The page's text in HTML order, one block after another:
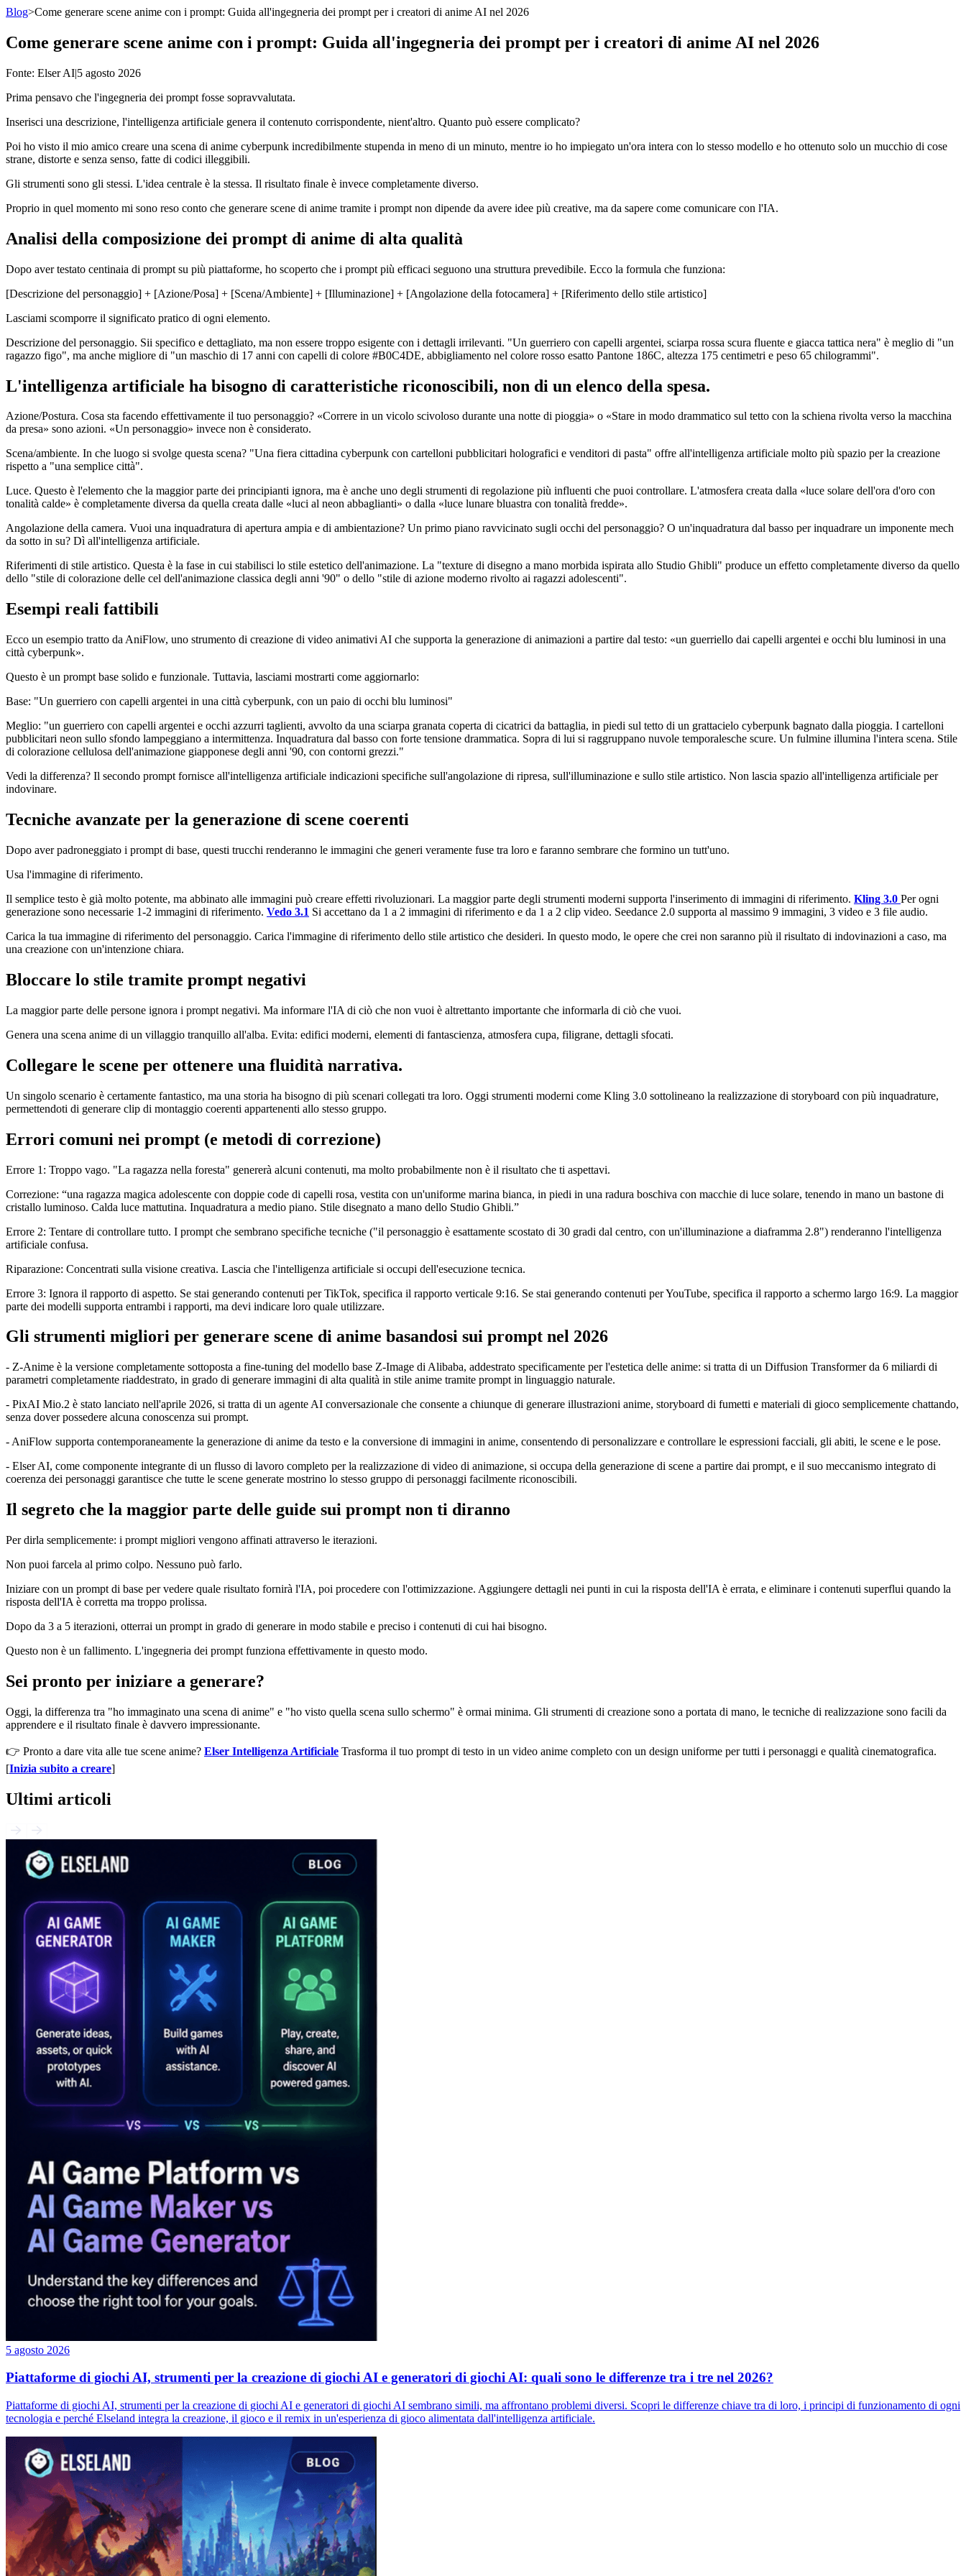
Blog>Come generare scene anime con i prompt: Guida all'ingegneria dei prompt per i creatori di anime AI nel 2026
Come generare scene anime con i prompt: Guida all'ingegneria dei prompt per i creatori di anime AI nel 2026
Fonte: Elser AI|5 agosto 2026
Prima pensavo che l'ingegneria dei prompt fosse sopravvalutata.
Inserisci una descrizione, l'intelligenza artificiale genera il contenuto corrispondente, nient'altro. Quanto può essere complicato?
Poi ho visto il mio amico creare una scena di anime cyberpunk incredibilmente stupenda in meno di un minuto, mentre io ho impiegato un'ora intera con lo stesso modello e ho ottenuto solo un mucchio di cose
strane, distorte e senza senso, fatte di codici illeggibili.
Gli strumenti sono gli stessi. L'idea centrale è la stessa. Il risultato finale è invece completamente diverso.
Proprio in quel momento mi sono reso conto che generare scene di anime tramite i prompt non dipende da avere idee più creative, ma da sapere come comunicare con l'IA.
Analisi della composizione dei prompt di anime di alta qualità
Dopo aver testato centinaia di prompt su più piattaforme, ho scoperto che i prompt più efficaci seguono una struttura prevedibile. Ecco la formula che funziona:
[Descrizione del personaggio] + [Azione/Posa] + [Scena/Ambiente] + [Illuminazione] + [Angolazione della fotocamera] + [Riferimento dello stile artistico]
Lasciami scomporre il significato pratico di ogni elemento.
Descrizione del personaggio. Sii specifico e dettagliato, ma non essere troppo esigente con i dettagli irrilevanti. "Un guerriero con capelli argentei, sciarpa rossa scura fluente e giacca tattica nera" è meglio di "un
ragazzo figo", ma anche migliore di "un maschio di 17 anni con capelli di colore #B0C4DE, abbigliamento nel colore rosso esatto Pantone 186C, altezza 175 centimetri e peso 65 chilogrammi".
L'intelligenza artificiale ha bisogno di caratteristiche riconoscibili, non di un elenco della spesa.
Azione/Postura. Cosa sta facendo effettivamente il tuo personaggio? «Correre in un vicolo scivoloso durante una notte di pioggia» o «Stare in modo drammatico sul tetto con la schiena rivolta verso la macchina
da presa» sono azioni. «Un personaggio» invece non è considerato.
Scena/ambiente. In che luogo si svolge questa scena? "Una fiera cittadina cyberpunk con cartelloni pubblicitari holografici e venditori di pasta" offre all'intelligenza artificiale molto più spazio per la creazione
rispetto a "una semplice città".
Luce. Questo è l'elemento che la maggior parte dei principianti ignora, ma è anche uno degli strumenti di regolazione più influenti che puoi controllare. L'atmosfera creata dalla «luce solare dell'ora d'oro con
tonalità calde» è completamente diversa da quella creata dalle «luci al neon abbaglianti» o dalla «luce lunare bluastra con tonalità fredde».
Angolazione della camera. Vuoi una inquadratura di apertura ampia e di ambientazione? Un primo piano ravvicinato sugli occhi del personaggio? O un'inquadratura dal basso per inquadrare un imponente mech
da sotto in su? Dì all'intelligenza artificiale.
Riferimenti di stile artistico. Questa è la fase in cui stabilisci lo stile estetico dell'animazione. La "texture di disegno a mano morbida ispirata allo Studio Ghibli" produce un effetto completamente diverso da quello
dello "stile di colorazione delle cel dell'animazione classica degli anni '90" o dello "stile di azione moderno rivolto ai ragazzi adolescenti".
Esempi reali fattibili
Ecco un esempio tratto da AniFlow, uno strumento di creazione di video animativi AI che supporta la generazione di animazioni a partire dal testo: «un guerriello dai capelli argentei e occhi blu luminosi in una
città cyberpunk».
Questo è un prompt base solido e funzionale. Tuttavia, lasciami mostrarti come aggiornarlo:
Base: "Un guerriero con capelli argentei in una città cyberpunk, con un paio di occhi blu luminosi"
Meglio: "un guerriero con capelli argentei e occhi azzurri taglienti, avvolto da una sciarpa granata coperta di cicatrici da battaglia, in piedi sul tetto di un grattacielo cyberpunk bagnato dalla pioggia. I cartelloni
pubblicitari neon sullo sfondo lampeggiano a intermittenza. Inquadratura dal basso con forte tensione drammatica. Sopra di lui si raggruppano nuvole temporalesche scure. Un fulmine illumina l'intera scena. Stile
di colorazione cellulosa dell'animazione giapponese degli anni '90, con contorni grezzi."
Vedi la differenza? Il secondo prompt fornisce all'intelligenza artificiale indicazioni specifiche sull'angolazione di ripresa, sull'illuminazione e sullo stile artistico. Non lascia spazio all'intelligenza artificiale per
indovinare.
Tecniche avanzate per la generazione di scene coerenti
Dopo aver padroneggiato i prompt di base, questi trucchi renderanno le immagini che generi veramente fuse tra loro e faranno sembrare che formino un tutt'uno.
Usa l'immagine di riferimento.
Il semplice testo è già molto potente, ma abbinato alle immagini può creare effetti rivoluzionari. La maggior parte degli strumenti moderni supporta l'inserimento di immagini di riferimento. Kling 3.0 Per ogni
generazione sono necessarie 1-2 immagini di riferimento. Vedo 3.1 Si accettano da 1 a 2 immagini di riferimento e da 1 a 2 clip video. Seedance 2.0 supporta al massimo 9 immagini, 3 video e 3 file audio.
Carica la tua immagine di riferimento del personaggio. Carica l'immagine di riferimento dello stile artistico che desideri. In questo modo, le opere che crei non saranno più il risultato di indovinazioni a caso, ma
una creazione con un'intenzione chiara.
Bloccare lo stile tramite prompt negativi
La maggior parte delle persone ignora i prompt negativi. Ma informare l'IA di ciò che non vuoi è altrettanto importante che informarla di ciò che vuoi.
Genera una scena anime di un villaggio tranquillo all'alba. Evita: edifici moderni, elementi di fantascienza, atmosfera cupa, filigrane, dettagli sfocati.
Collegare le scene per ottenere una fluidità narrativa.
Un singolo scenario è certamente fantastico, ma una storia ha bisogno di più scenari collegati tra loro. Oggi strumenti moderni come Kling 3.0 sottolineano la realizzazione di storyboard con più inquadrature,
permettendoti di generare clip di montaggio coerenti appartenenti allo stesso gruppo.
Errori comuni nei prompt (e metodi di correzione)
Errore 1: Troppo vago. "La ragazza nella foresta" genererà alcuni contenuti, ma molto probabilmente non è il risultato che ti aspettavi.
Correzione: “una ragazza magica adolescente con doppie code di capelli rosa, vestita con un'uniforme marina bianca, in piedi in una radura boschiva con macchie di luce solare, tenendo in mano un bastone di
cristallo luminoso. Calda luce mattutina. Inquadratura a medio piano. Stile disegnato a mano dello Studio Ghibli.”
Errore 2: Tentare di controllare tutto. I prompt che sembrano specifiche tecniche ("il personaggio è esattamente scostato di 30 gradi dal centro, con un'illuminazione a diaframma 2.8") renderanno l'intelligenza
artificiale confusa.
Riparazione: Concentrati sulla visione creativa. Lascia che l'intelligenza artificiale si occupi dell'esecuzione tecnica.
Errore 3: Ignora il rapporto di aspetto. Se stai generando contenuti per TikTok, specifica il rapporto verticale 9:16. Se stai generando contenuti per YouTube, specifica il rapporto a schermo largo 16:9. La maggior
parte dei modelli supporta entrambi i rapporti, ma devi indicare loro quale utilizzare.
Gli strumenti migliori per generare scene di anime basandosi sui prompt nel 2026
- Z-Anime è la versione completamente sottoposta a fine-tuning del modello base Z-Image di Alibaba, addestrato specificamente per l'estetica delle anime: si tratta di un Diffusion Transformer da 6 miliardi di
parametri completamente riaddestrato, in grado di generare immagini di alta qualità in stile anime tramite prompt in linguaggio naturale.
- PixAI Mio.2 è stato lanciato nell'aprile 2026, si tratta di un agente AI conversazionale che consente a chiunque di generare illustrazioni anime, storyboard di fumetti e materiali di gioco semplicemente chattando,
senza dover possedere alcuna conoscenza sui prompt.
- AniFlow supporta contemporaneamente la generazione di anime da testo e la conversione di immagini in anime, consentendo di personalizzare e controllare le espressioni facciali, gli abiti, le scene e le pose.
- Elser AI, come componente integrante di un flusso di lavoro completo per la realizzazione di video di animazione, si occupa della generazione di scene a partire dai prompt, e il suo meccanismo integrato di
coerenza dei personaggi garantisce che tutte le scene generate mostrino lo stesso gruppo di personaggi facilmente riconoscibili.
Il segreto che la maggior parte delle guide sui prompt non ti diranno
Per dirla semplicemente: i prompt migliori vengono affinati attraverso le iterazioni.
Non puoi farcela al primo colpo. Nessuno può farlo.
Iniziare con un prompt di base per vedere quale risultato fornirà l'IA, poi procedere con l'ottimizzazione. Aggiungere dettagli nei punti in cui la risposta dell'IA è errata, e eliminare i contenuti superflui quando la
risposta dell'IA è corretta ma troppo prolissa.
Dopo da 3 a 5 iterazioni, otterrai un prompt in grado di generare in modo stabile e preciso i contenuti di cui hai bisogno.
Questo non è un fallimento. L'ingegneria dei prompt funziona effettivamente in questo modo.
Sei pronto per iniziare a generare?
Oggi, la differenza tra "ho immaginato una scena di anime" e "ho visto quella scena sullo schermo" è ormai minima. Gli strumenti di creazione sono a portata di mano, le tecniche di realizzazione sono facili da
apprendere e il risultato finale è davvero impressionante.
👉 Pronto a dare vita alle tue scene anime? Elser Intelligenza Artificiale Trasforma il tuo prompt di testo in un video anime completo con un design uniforme per tutti i personaggi e qualità cinematografica.
[Inizia subito a creare]
Ultimi articoli
5 agosto 2026
Piattaforme di giochi AI, strumenti per la creazione di giochi AI e generatori di giochi AI: quali sono le differenze tra i tre nel 2026?
Piattaforme di giochi AI, strumenti per la creazione di giochi AI e generatori di giochi AI sembrano simili, ma affrontano problemi diversi. Scopri le differenze chiave tra di loro, i principi di funzionamento di ogni
tecnologia e perché Elseland integra la creazione, il gioco e il remix in un'esperienza di gioco alimentata dall'intelligenza artificiale.